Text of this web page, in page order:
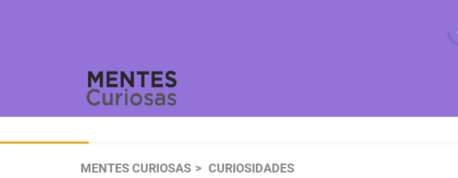
MENTES CURIOSAS CURIOSIDADES